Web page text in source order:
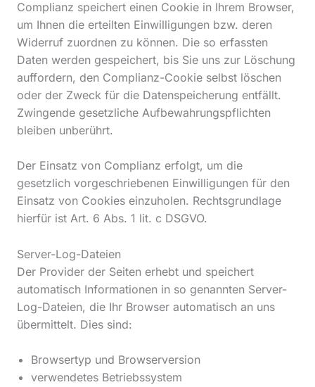
Complianz speichert einen Cookie in Ihrem Browser,
um Ihnen die erteilten Einwilligungen bzw. deren
Widerruf zuordnen zu können. Die so erfassten
Daten werden gespeichert, bis Sie uns zur Löschung
auffordern, den Complianz-Cookie selbst löschen
oder der Zweck für die Datenspeicherung entfällt.
Zwingende gesetzliche Aufbewahrungspflichten
bleiben unberührt.
Der Einsatz von Complianz erfolgt, um die
gesetzlich vorgeschriebenen Einwilligungen für den
Einsatz von Cookies einzuholen. Rechtsgrundlage
hierfür ist Art. 6 Abs. 1 lit. c DSGVO.
Server-Log-Dateien
Der Provider der Seiten erhebt und speichert
automatisch Informationen in so genannten Server-
Log-Dateien, die Ihr Browser automatisch an uns
übermittelt. Dies sind:
Browsertyp und Browserversion
verwendetes Betriebssystem